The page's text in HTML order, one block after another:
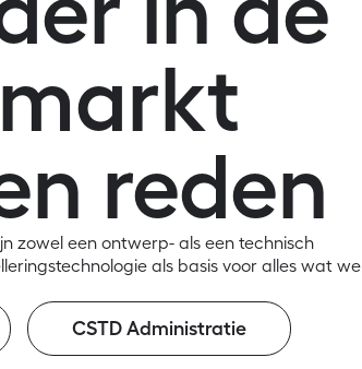
reden
zowel een ontwerp- als een technisch
als basis voor alles wat we
CSTD Administratie